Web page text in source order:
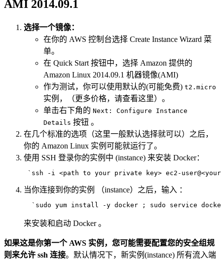
AMI 2014.09.1
选择一个镜像：
在你的 AWS 控制台选择 Create Instance Wizard 菜
单。
在 Quick Start 按钮中，选择 Amazon 提供的
Amazon Linux 2014.09.1 机器镜像(AMI)
作为测试，你可以使用默认的(可能免费) t2.micro
实例，（更多价格，请查看这里）。
单击右下角的 Next: Configure Instance
Details 按钮 。
在几个标准的选项（这里一般默认选择就可以）之后，
你的 Amazon Linux 实例可能就运行了。
使用 SSH 登录你的实例中 (instance) 来安装 Docker：
当你连接到你的实例 （instance）之后，输入 ：
来安装和启动 Docker 。
如果这是你第一个 AWS 实例，您可能需要配置您的安全组规
则来允许 ssh 连接。默认情况下，新实例(instance) 所有流入端